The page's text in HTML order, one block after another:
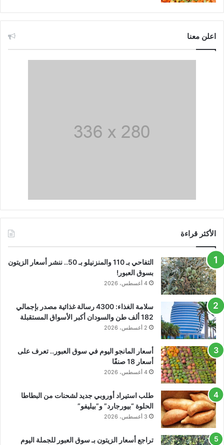
اعلن معنا
الأكثر قراءة
التفاحي بـ 110 والمنزنيلو بـ 50.. ننشر أسعار الزيتون
بسوق العبور!
4 أغسطس، 2026
سلامة الغذاء: 4300 رسالة غذائية مصدر بإجمالي
182 ألف طن والسودان أكبر الأسواق المستقبلة
2 أغسطس، 2026
أسعار المانجو اليوم في سوق العبور.. تعرف على
أسعار 18 صنفًا
4 أغسطس، 2026
طلب استيراد أوروبي جديد لشحنات من البطاطا
الحلوة “بيورجارد” و”بيليفو”
3 أغسطس، 2026
تراجع أسعار الزيتون بـ سوق العبور للجملة اليوم